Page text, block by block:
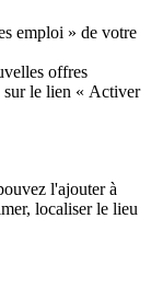
emploi » de votre
offres
sur le lien « Activer
l'ajouter à
localiser le lieu